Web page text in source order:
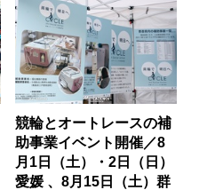
競輪とオートレースの補
助事業イベント開催／8
月1日（土）・2日（日）
愛媛 、8月15日（土）群